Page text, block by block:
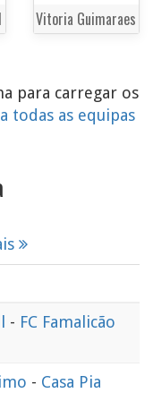
Vitoria Guimaraes
para carregar os
todas as equipas
- FC Famalicão
- Casa Pia